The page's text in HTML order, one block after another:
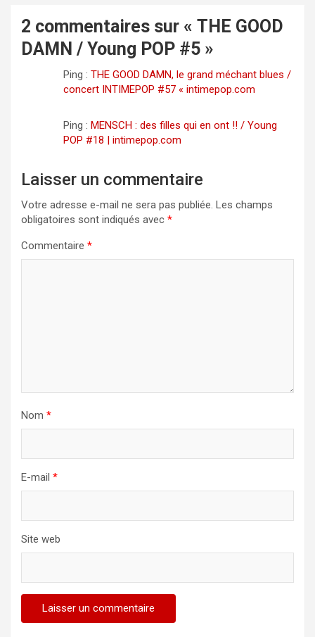
2 commentaires sur « THE GOOD
DAMN / Young POP #5 »
Ping : THE GOOD DAMN, le grand méchant blues /
concert INTIMEPOP #57 « intimepop.com
Ping : MENSCH : des filles qui en ont !! / Young
POP #18 | intimepop.com
Laisser un commentaire
Votre adresse e-mail ne sera pas publiée. Les champs
obligatoires sont indiqués avec *
Commentaire *
Nom *
E-mail *
Site web